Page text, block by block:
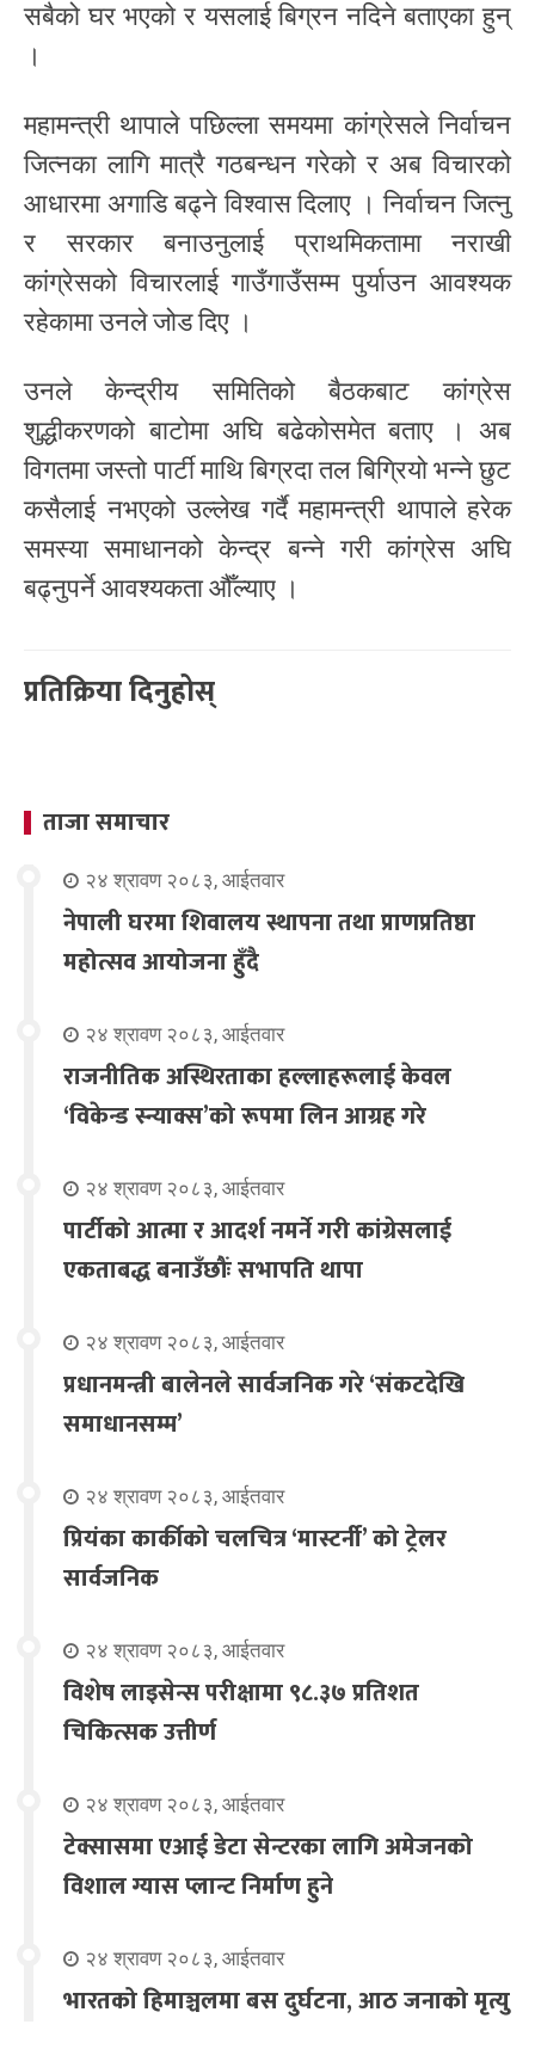
सबैको घर भएको र यसलाई बिग्रन नदिने बताएका हुन्
।
महामन्त्री थापाले पछिल्ला समयमा कांग्रेसले निर्वाचन
जित्नका लागि मात्रै गठबन्धन गरेको र अब विचारको
आधारमा अगाडि बढ्ने विश्वास दिलाए । निर्वाचन जित्नु
र सरकार बनाउनुलाई प्राथमिकतामा नराखी
कांग्रेसको विचारलाई गाउँगाउँसम्म पुर्याउन आवश्यक
रहेकामा उनले जोड दिए ।
उनले केन्द्रीय समितिको बैठकबाट कांग्रेस
शुद्धीकरणको बाटोमा अघि बढेकोसमेत बताए । अब
विगतमा जस्तो पार्टी माथि बिग्रदा तल बिग्रियो भन्ने छुट
कसैलाई नभएको उल्लेख गर्दै महामन्त्री थापाले हरेक
समस्या समाधानको केन्द्र बन्ने गरी कांग्रेस अघि
बढ्नुपर्ने आवश्यकता औँल्याए ।
प्रतिक्रिया दिनुहोस्
ताजा समाचार
२४ श्रावण २०८३, आईतवार
नेपाली घरमा शिवालय स्थापना तथा प्राणप्रतिष्ठा
महोत्सव आयोजना हुँदै
२४ श्रावण २०८३, आईतवार
राजनीतिक अस्थिरताका हल्लाहरूलाई केवल
‘विकेन्ड स्न्याक्स’को रूपमा लिन आग्रह गरे
२४ श्रावण २०८३, आईतवार
पार्टीको आत्मा र आदर्श नमर्ने गरी कांग्रेसलाई
एकताबद्ध बनाउँछौंः सभापति थापा
२४ श्रावण २०८३, आईतवार
प्रधानमन्त्री बालेनले सार्वजनिक गरे ‘संकटदेखि
समाधानसम्म’
२४ श्रावण २०८३, आईतवार
प्रियंका कार्कीको चलचित्र ‘मास्टर्नी’ को ट्रेलर
सार्वजनिक
२४ श्रावण २०८३, आईतवार
विशेष लाइसेन्स परीक्षामा ९८.३७ प्रतिशत
चिकित्सक उत्तीर्ण
२४ श्रावण २०८३, आईतवार
टेक्सासमा एआई डेटा सेन्टरका लागि अमेजनको
विशाल ग्यास प्लान्ट निर्माण हुने
२४ श्रावण २०८३, आईतवार
भारतको हिमाञ्चलमा बस दुर्घटना, आठ जनाको मृत्यु